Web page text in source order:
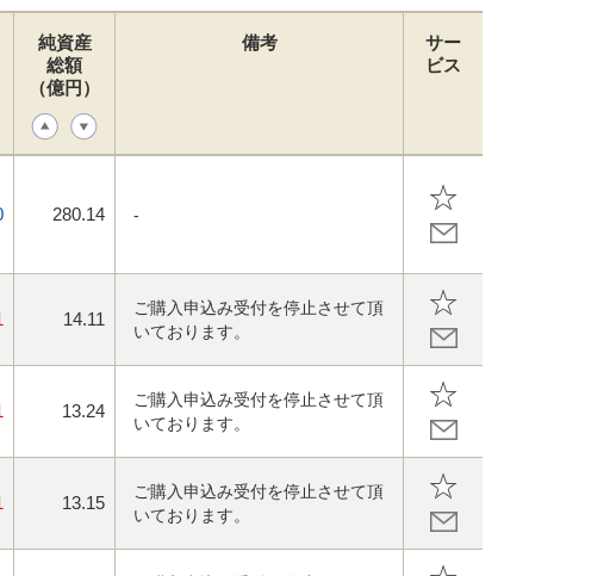
純資産
総額
（億円）
備考
サー
ビス
280.14 -
14.11
ご購入申込み受付を停止させて頂
いております。
13.24
ご購入申込み受付を停止させて頂
いております。
13.15
ご購入申込み受付を停止させて頂
いております。